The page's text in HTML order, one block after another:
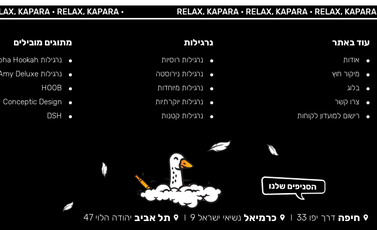
•RELAX, KAPARA • RELAX, KAPARA •RELAX, KAPARA •RELAX, KAPARA •
עוד באתר
אודות
מיקור חוץ
בלוג
צרו קשר
רישום למועדון לקוחות
נרגילות
נרגילות רוסיות
נרגילות נירוסטה
נרגילות מיוחדות
נרגילות יוקרתיות
נרגילות קטנות
מתוגים מובילים
נרגילות Alpha Hookah
נרגילות Amy Deluxe
חיפה דרך יפו 33 כרמיאל נשיאי ישראל 9 תל אביב יהודה הלוי 47